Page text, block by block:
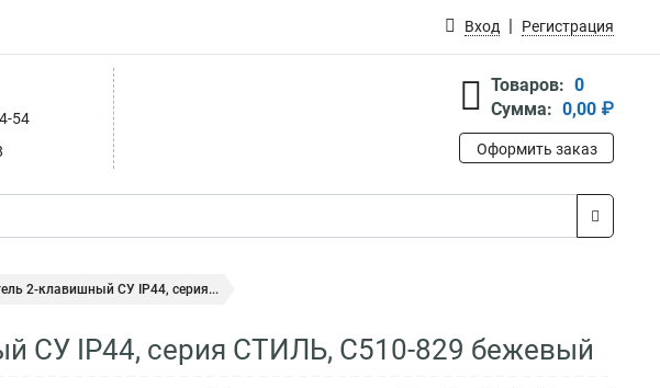
Вход Регистрация
54
Товаров: 0
Сумма: 0,00 ₽
Оформить заказ
2-клавишный СУ IP44, серия...
СУ IP44, серия СТИЛЬ, С510-829 бежевый